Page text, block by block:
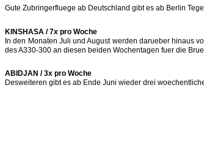
Gute Zubringerfluege ab Deutschland gibt es ab Berlin
KINSHASA / 7x pro Woche
In den Monaten Juli und August werden darueber hinaus
des A330-300 an diesen beiden Wochentagen fuer die
ABIDJAN / 3x pro Woche
Desweiteren gibt es ab Ende Juni wieder drei